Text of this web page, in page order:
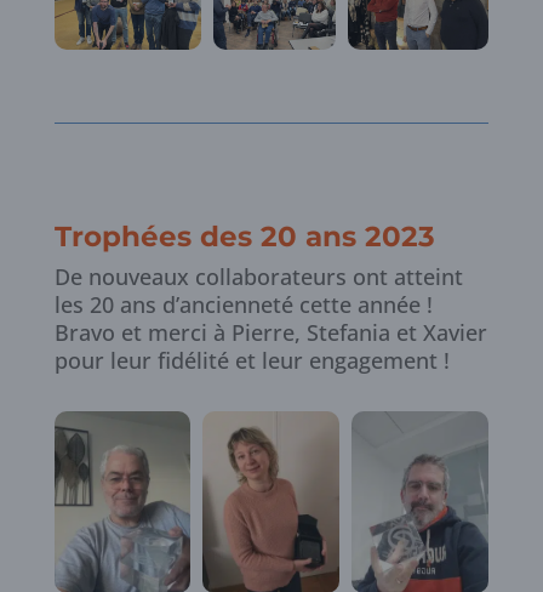
Trophées des 20 ans 2023
De nouveaux collaborateurs ont atteint
les 20 ans d’ancienneté cette année !
Bravo et merci à Pierre, Stefania et Xavier
pour leur fidélité et leur engagement !